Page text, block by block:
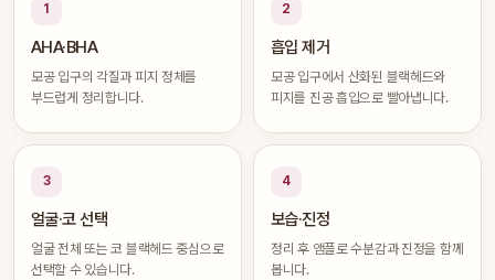
1
AHA·BHA
모공 입구의 각질과 피지 정체를
부드럽게 정리합니다.
2
흡입 제거
모공 입구에서 산화된 블랙헤드와
피지를 진공 흡입으로 빨아냅니다.
3
얼굴·코 선택
얼굴 전체 또는 코 블랙헤드 중심으로
선택할 수 있습니다.
4
보습·진정
정리 후 앰플로 수분감과 진정을 함께
봅니다.